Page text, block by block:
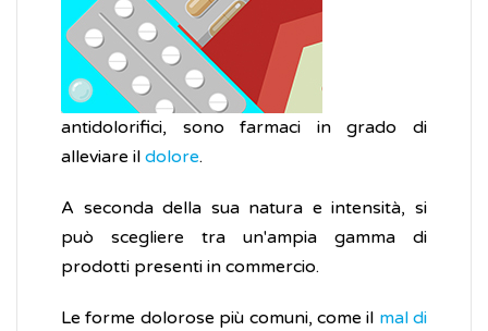
antidolorifici, sono farmaci in grado di
alleviare il dolore.
A seconda della sua natura e intensità, si
può scegliere tra un'ampia gamma di
prodotti presenti in commercio.
Le forme dolorose più comuni, come il mal di